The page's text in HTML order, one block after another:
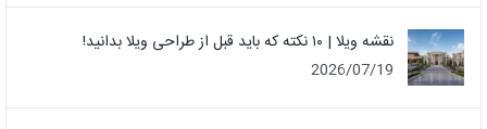
نقشه ویلا | ۱۰ نکته که باید قبل از طراحی ویلا بدانید!
2026/07/19